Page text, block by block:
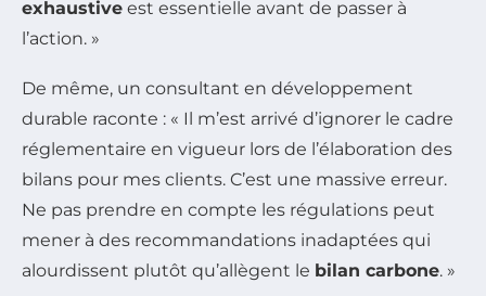
exhaustive est essentielle avant de passer à
l’action. »
De même, un consultant en développement
durable raconte : « Il m’est arrivé d’ignorer le cadre
réglementaire en vigueur lors de l’élaboration des
bilans pour mes clients. C’est une massive erreur.
Ne pas prendre en compte les régulations peut
mener à des recommandations inadaptées qui
alourdissent plutôt qu’allègent le bilan carbone. »